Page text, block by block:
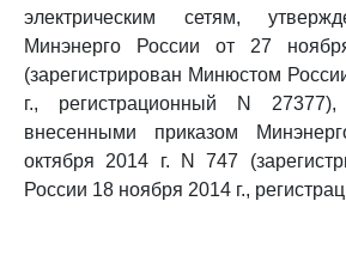
электрическим сетям,
Минэнерго России от 27
(зарегистрирован Минюстом
г., регистрационный N
внесенными приказом
октября 2014 г. N 747
России 18 ноября 2014 г.,